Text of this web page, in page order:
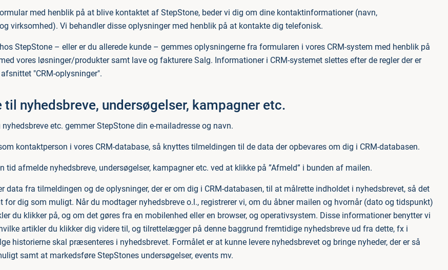
med henblik på at blive kontaktet af StepStone, beder vi dig om dine kontaktinformationer (navn,
virksomhed). Vi behandler disse oplysninger med henblik på at kontakte dig telefonisk.
StepStone – eller er du allerede kunde – gemmes oplysningerne fra formularen i vores CRM-system med henblik på
vores løsninger/produkter samt lave og fakturere Salg. Informationer i CRM-systemet slettes efter de regler der er
"CRM-oplysninger".
til nyhedsbreve, undersøgelser, kampagner etc.
etc. gemmer StepStone din e-mailadresse og navn.
kontaktperson i vores CRM-database, så knyttes tilmeldingen til de data der opbevares om dig i CRM-databasen.
tid afmelde nyhedsbreve, undersøgelser, kampagner etc. ved at klikke på ”Afmeld” i bunden af mailen.
data fra tilmeldingen og de oplysninger, der er om dig i CRM-databasen, til at målrette indholdet i nyhedsbrevet, så det
for dig som muligt. Når du modtager nyhedsbreve o.l., registrerer vi, om du åbner mailen og hvornår (dato og tidspunkt)
du klikker på, og om det gøres fra en mobilenhed eller en browser, og operativsystem. Disse informationer benytter vi
artikler du klikker dig videre til, og tilrettelægger på denne baggrund fremtidige nyhedsbreve ud fra dette, fx i
historierne skal præsenteres i nyhedsbrevet. Formålet er at kunne levere nyhedsbrevet og bringe nyheder, der er så
samt at markedsføre StepStones undersøgelser, events mv.